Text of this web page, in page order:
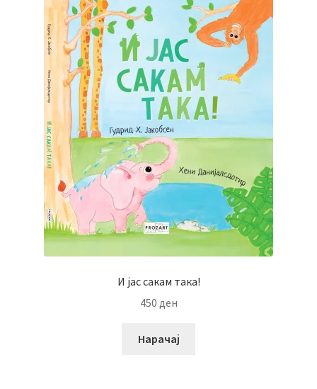
И јас сакам така!
450 ден
Нарачај